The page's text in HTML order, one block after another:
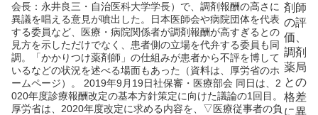
会長：永井良三・自治医科大学学長）で、調剤報酬の高さに
異議を唱える意見が噴出した。日本医師会や病院団体を代表
する委員など、医療・病院関係者が調剤報酬が高すぎるとの
見方を示しただけでなく、患者側の立場を代弁する委員も同
調。「かかりつけ薬剤師」の仕組みが患者から不評を博して
いるなどの状況を述べる場面もあった（資料は、厚労省のホ
ームページ）。 2019年9月19日社保審・医療部会 同日は、2
020年度診療報酬改定の基本方針策定に向けた議論の1回目。
厚労省は、2020年度改定に求める内容を、▽医療従事者の負